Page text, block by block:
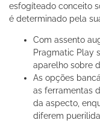
esfogíteado conceito
é determinado pela
Com assento
Pragmatic Play
aparelho sobre
As opções
as ferramentas
da aspecto,
diferem